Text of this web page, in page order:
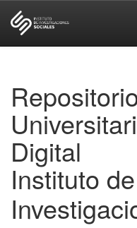
Digital
Instituto de